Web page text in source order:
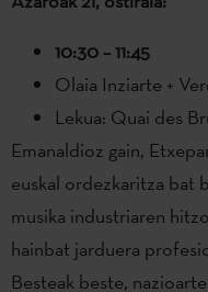
10:30 – 11:45
Olaia Inziarte +
Lekua: Quai des
Emanaldioz gain,
euskal ordezkaritza bat
musika industriaren
hainbat jarduera
Besteak beste,